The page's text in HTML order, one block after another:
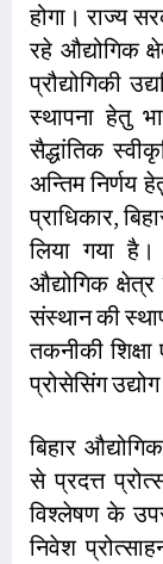
होगा। राज्य
रहे औद्योगिक
प्रौद्योगिकी
स्थापना हेतु
सैद्धांतिक
अन्तिम निर्णय
प्राधिकार,
लिया गया
औद्योगिक
संस्थान की
तकनीकी
प्रोसेसिंग
बिहार
से प्रदत्त
विश्लेषण के
निवेश